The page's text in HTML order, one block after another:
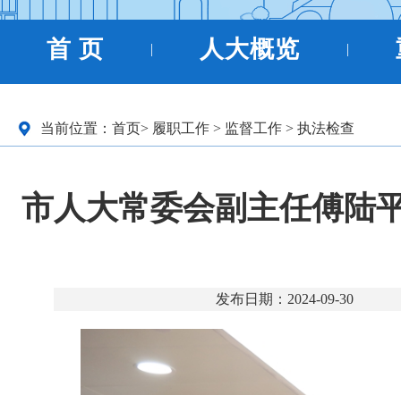
首 页 | 人大概览 |
当前位置： 首页> 履职工作 > 监督工作 > 执法检查
市人大常委会副主任傅陆
发布日期：2024-09-30